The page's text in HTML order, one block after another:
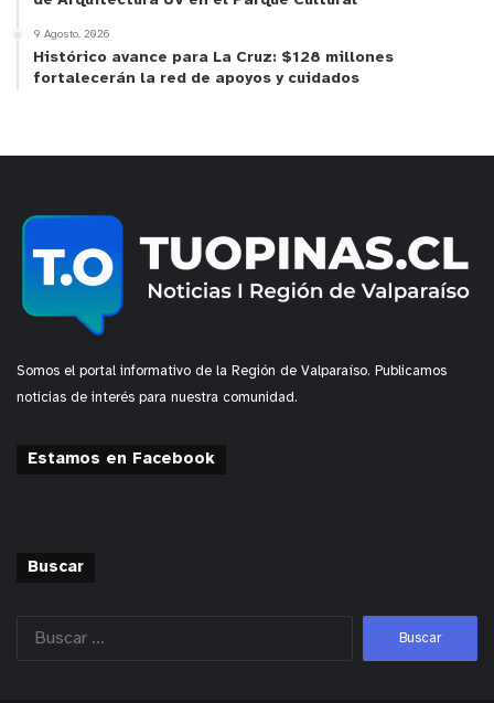
9 Agosto, 2026
Histórico avance para La Cruz: $128 millones
fortalecerán la red de apoyos y cuidados
Somos el portal informativo de la Región de Valparaíso. Publicamos
noticias de interés para nuestra comunidad.
Estamos en Facebook
Buscar